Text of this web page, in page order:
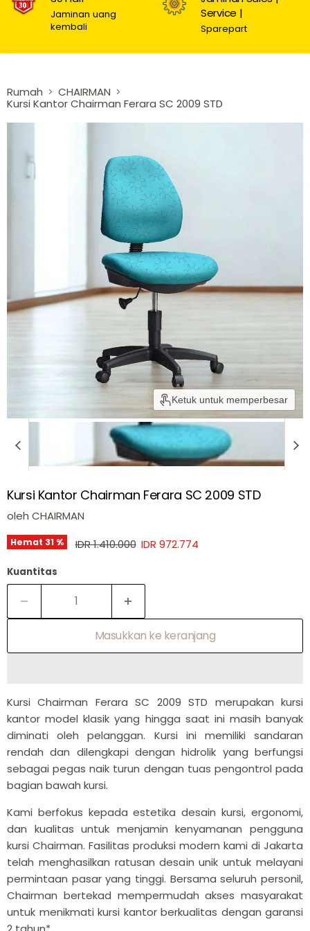
Jaminan uang
kembali
Service |
Sparepart
Rumah
CHAIRMAN
Kursi Kantor Chairman Ferara SC 2009 STD
Ketuk untuk memperbesar
Kursi Kantor Chairman Ferara SC 2009 STD
oleh CHAIRMAN
Hemat 31% Harga asli
IDR 1.410.000 Harga sekarang
IDR 972.774
Kuantitas
Masukkan ke keranjang
Kursi Chairman Ferara SC 2009 STD merupakan kursi
kantor model klasik yang hingga saat ini masih banyak
diminati oleh pelanggan. Kursi ini memiliki sandaran
rendah dan dilengkapi dengan hidrolik yang berfungsi
sebagai pegas naik turun dengan tuas pengontrol pada
bagian bawah kursi.
Kami berfokus kepada estetika desain kursi, ergonomi,
dan kualitas untuk menjamin kenyamanan pengguna
kursi Chairman. Fasilitas produksi modern kami di Jakarta
telah menghasilkan ratusan desain unik untuk melayani
permintaan pasar yang tinggi. Bersama seluruh personil,
Chairman bertekad mempermudah akses masyarakat
untuk menikmati kursi kantor berkualitas dengan garansi